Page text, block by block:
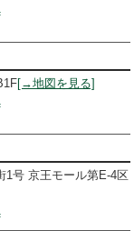
[→地図を見る]
1号 京王モール第E-4区